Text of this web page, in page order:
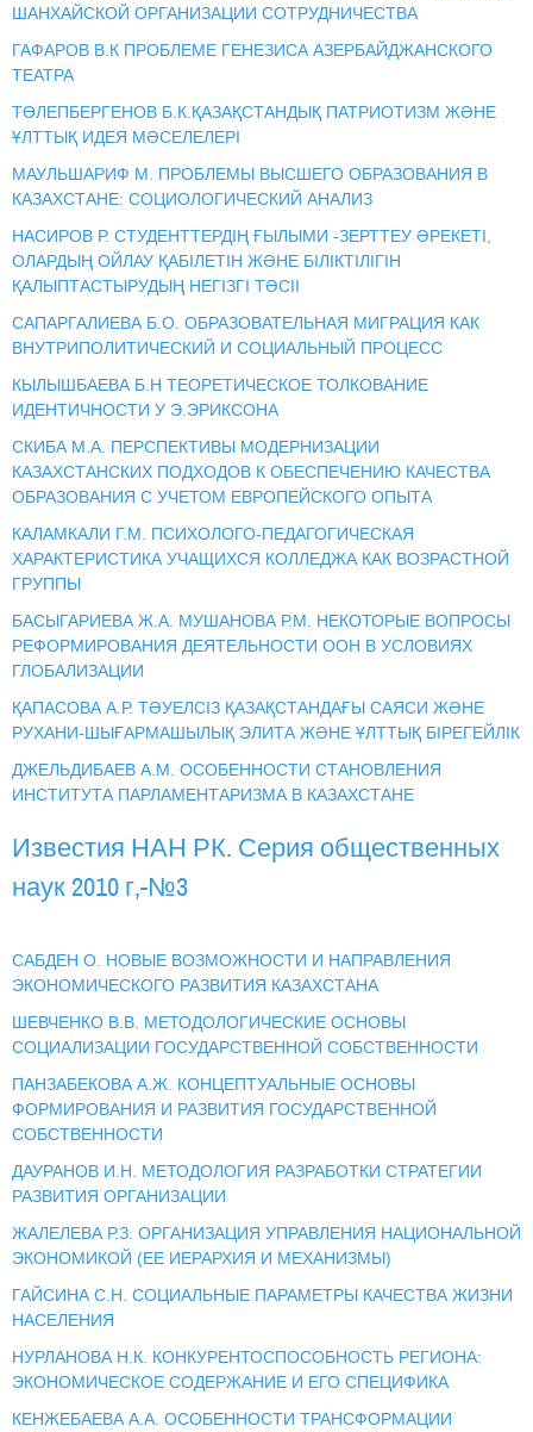
ШАНХАЙСКОЙ ОРГАНИЗАЦИИ СОТРУДНИЧЕСТВА
ГАФАРОВ В.К ПРОБЛЕМЕ ГЕНЕЗИСА АЗЕРБАЙДЖАНСКОГО
ТЕАТРА
ТӨЛЕПБЕРГЕНОВ Б.К.ҚАЗАҚСТАНДЫҚ ПАТРИОТИЗМ ЖӘНЕ
ҰЛТТЫҚ ИДЕЯ МӘСЕЛЕЛЕРІ
МАУЛЬШАРИФ М. ПРОБЛЕМЫ ВЫСШЕГО ОБРАЗОВАНИЯ В
КАЗАХСТАНЕ: СОЦИОЛОГИЧЕСКИЙ АНАЛИЗ
НАСИРОВ Р. СТУДЕНТТЕРДІҢ ҒЫЛЫМИ -ЗЕРТТЕУ ӘРЕКЕТІ,
ОЛАРДЫҢ ОЙЛАУ ҚАБІЛЕТІН ЖӘНЕ БІЛІКТІЛІГІН
ҚАЛЫПТАСТЫРУДЫҢ НЕГІЗГІ ТӘСІІ
САПАРГАЛИЕВА Б.О. ОБРАЗОВАТЕЛЬНАЯ МИГРАЦИЯ КАК
ВНУТРИПОЛИТИЧЕСКИЙ И СОЦИАЛЬНЫЙ ПРОЦЕСС
КЫЛЫШБАЕВА Б.Н ТЕОРЕТИЧЕСКОЕ ТОЛКОВАНИЕ
ИДЕНТИЧНОСТИ У Э.ЭРИКСОНА
СКИБА М.А. ПЕРСПЕКТИВЫ МОДЕРНИЗАЦИИ
КАЗАХСТАНСКИХ ПОДХОДОВ К ОБЕСПЕЧЕНИЮ КАЧЕСТВА
ОБРАЗОВАНИЯ С УЧЕТОМ ЕВРОПЕЙСКОГО ОПЫТА
КАЛAМКАЛИ Г.М. ПСИХОЛОГО-ПЕДАГОГИЧЕСКАЯ
ХАРАКТЕРИСТИКА УЧАЩИХСЯ КОЛЛЕДЖА КАК ВОЗРАСТНОЙ
ГРУППЫ
БАСЫГАРИЕВА Ж.А. МУШАНОВА Р.М. НЕКОТОРЫЕ ВОПРОСЫ
РЕФОРМИРОВАНИЯ ДЕЯТЕЛЬНОСТИ ООН В УСЛОВИЯХ
ГЛОБАЛИЗАЦИИ
ҚАПАСОВА А.Р. ТӘУЕЛСІЗ ҚАЗАҚСТАНДАҒЫ САЯСИ ЖӘНЕ
РУХАНИ-ШЫҒАРМАШЫЛЫҚ ЭЛИТА ЖӘНЕ ҰЛТТЫҚ БІРЕГЕЙЛІК
ДЖЕЛЬДИБАЕВ А.М. ОСОБЕННОСТИ СТАНОВЛЕНИЯ
ИНСТИТУТА ПАРЛАМЕНТАРИЗМА В КАЗАХСТАНЕ
Известия НАН РК. Серия общественных
наук 2010 г,-№3
САБДЕН О. НОВЫЕ ВОЗМОЖНОСТИ И НАПРАВЛЕНИЯ
ЭКОНОМИЧЕСКОГО РАЗВИТИЯ КАЗАХСТАНА
ШЕВЧЕНКО В.В. МЕТОДОЛОГИЧЕСКИЕ ОСНОВЫ
СОЦИАЛИЗАЦИИ ГОСУДАРСТВЕННОЙ СОБСТВЕННОСТИ
ПАНЗАБЕКОВА А.Ж. КОНЦЕПТУАЛЬНЫЕ ОСНОВЫ
ФОРМИРОВАНИЯ И РАЗВИТИЯ ГОСУДАРСТВЕННОЙ
СОБСТВЕННОСТИ
ДАУРАНОВ И.Н. МЕТОДОЛОГИЯ РАЗРАБОТКИ СТРАТЕГИИ
РАЗВИТИЯ ОРГАНИЗАЦИИ
ЖАЛЕЛЕВА Р.З. ОРГАНИЗАЦИЯ УПРАВЛЕНИЯ НАЦИОНАЛЬНОЙ
ЭКОНОМИКОЙ (ЕЕ ИЕРАРХИЯ И МЕХАНИЗМЫ)
ГАЙСИНА С.Н. СОЦИАЛЬНЫЕ ПАРАМЕТРЫ КАЧЕСТВА ЖИЗНИ
НАСЕЛЕНИЯ
НУРЛАНОВА Н.К. КОНКУРЕНТОСПОСОБНОСТЬ РЕГИОНА:
ЭКОНОМИЧЕСКОЕ СОДЕРЖАНИЕ И ЕГО СПЕЦИФИКА
КЕНЖЕБАЕВА А.А. ОСОБЕННОСТИ ТРАНСФОРМАЦИИ